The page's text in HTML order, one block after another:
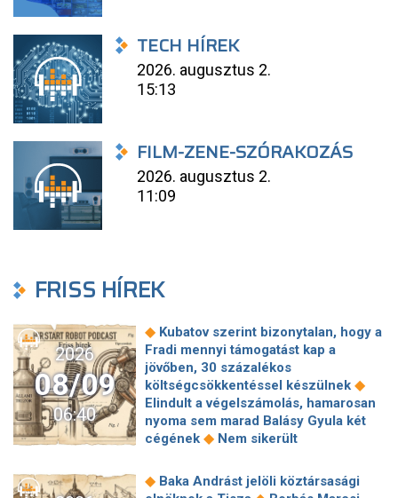
TECH HÍREK
2026. augusztus 2.
15:13
FILM-ZENE-SZÓRAKOZÁS
2026. augusztus 2.
11:09
FRISS HÍREK
2026
08/09
06:40
◆ Kubatov szerint bizonytalan, hogy a
Fradi mennyi támogatást kap a
jövőben, 30 százalékos
költségcsökkentéssel készülnek ◆
Elindult a végelszámolás, hamarosan
nyoma sem marad Balásy Gyula két
cégének ◆ Nem sikerült
tojással dobálták meg a
miniszterelnököt – Koszovóban ◆
◆ Baka Andrást jelöli köztársasági